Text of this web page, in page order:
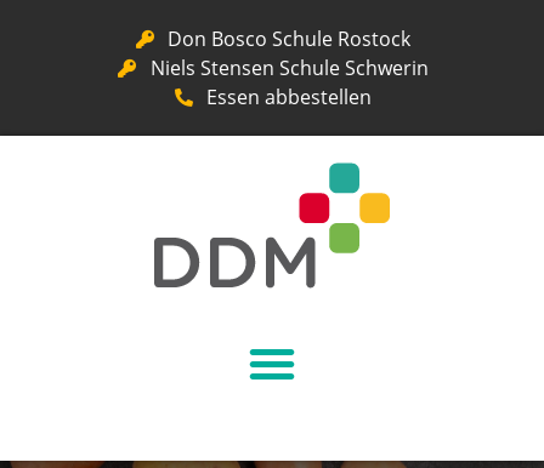
Don Bosco Schule Rostock
Niels Stensen Schule Schwerin
Essen abbestellen